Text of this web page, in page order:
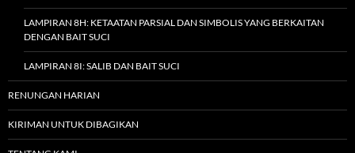
LAMPIRAN 8H: KETAATAN PARSIAL DAN SIMBOLIS YANG BERKAITAN
DENGAN BAIT SUCI
LAMPIRAN 8I: SALIB DAN BAIT SUCI
RENUNGAN HARIAN
KIRIMAN UNTUK DIBAGIKAN